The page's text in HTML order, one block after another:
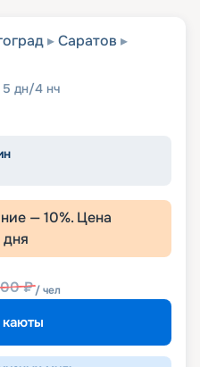
Саратов
5 дн/4 нч
—10%. Цена
дня
₽/ чел